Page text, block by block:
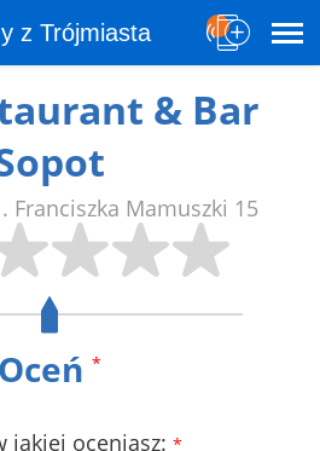
z Trójmiasta
& Bar
Franciszka Mamuszki 15
Oceń *
jakiej oceniasz: *